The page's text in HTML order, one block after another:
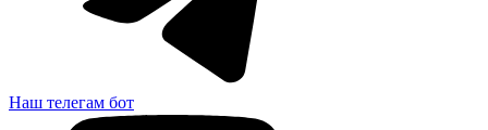
Наш телегам бот